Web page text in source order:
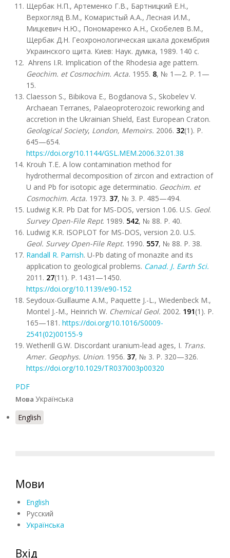
Щербак Н.П., Артеменко Г.В., Бартницкий Е.Н.,
Верхогляд В.М., Комаристый А.А., Лесная И.М.,
Мицкевич Н.Ю., Пономаренко А.Н., Скобелев В.М.,
Щербак Д.Н. Геохронологическая шкала докембрия
Украинского щита. Киев: Наук. думка, 1989. 140 с.
Ahrens I.R. Implication of the Rhodesia age pattern.
Geochim. et Cosmochim. Acta. 1955. 8, № 1—2. P. 1—
15.
Claesson S., Bibikova E., Bogdanova S., Skobelev V.
Archaean Terranes, Palaeoproterozoic reworking and
accretion in the Ukrainian Shield, East European Craton.
Geological Society, London, Memoirs. 2006. 32(1). Р.
645—654.
https://doi.org/10.1144/GSL.MEM.2006.32.01.38
Krouh T.E. A low contamination method for
hydrothermal decomposition of zircon and extraction of
U and Pb for isotopic age determinatio. Geochim. et
Cosmochim. Acta. 1973. 37, № 3. P. 485—494.
Ludwig K.R. Pb Dat for MS-DOS, version 1.06. U.S. Geol.
Survey Open-File Rept. 1989. 542, № 88. P. 40.
Ludwig K.R. ISOPLOT for MS-DOS, version 2.0. U.S.
Geol. Survey Open-File Rept. 1990. 557, № 88. P. 38.
Randall R. Parrish. U-Pb dating of monazite and its
application to geological problems. Canad. J. Earth Sci.
2011. 27(11). P. 1431—1450.
https://doi.org/10.1139/e90-152
Seydoux-Guillaume A.M., Paquette J.-L., Wiedenbeck M.,
Montel J.-M., Heinrich W. Chemical Geol. 2002. 191(1). P.
165—181. https://doi.org/10.1016/S0009-
2541(02)00155-9
Wetherill G.W. Discordant uranium-lead ages, I. Trans.
Amer. Geophys. Union. 1956. 37, № 3. P. 320—326.
https://doi.org/10.1029/TR037i003p00320
PDF
Мова Українська
English
Мови
English
Русский
Українська
Вхід